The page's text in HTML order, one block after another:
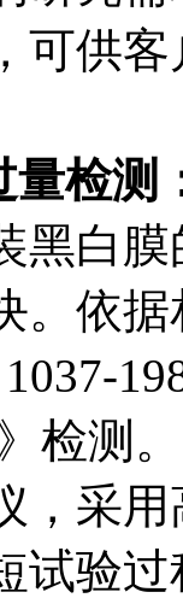
可供
量检测
白膜
。依
检测
，采
试验